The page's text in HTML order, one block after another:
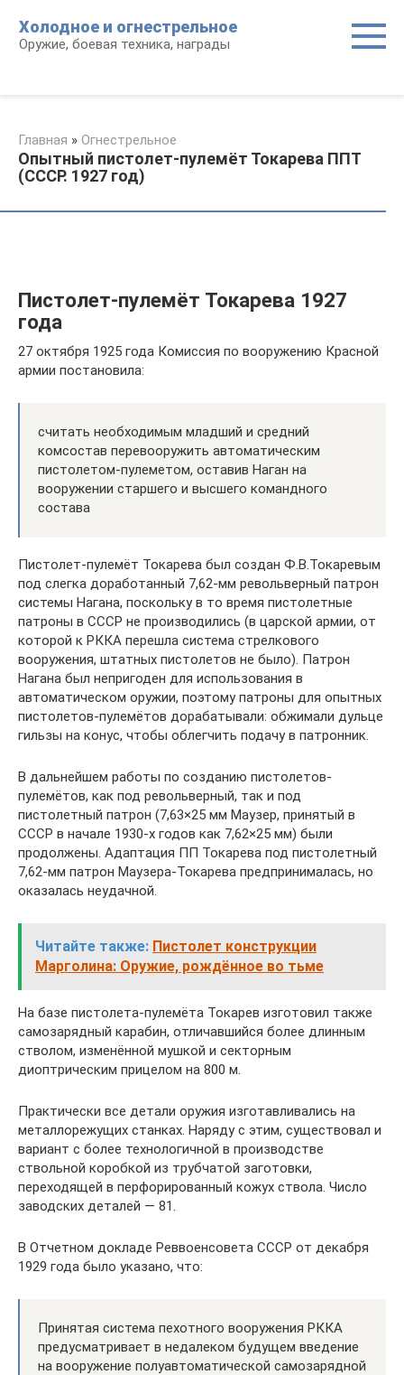
контенту
Холодное и огнестрельное
Оружие, боевая техника, награды
Главная » Огнестрельное
Опытный пистолет-пулемёт Токарева ППТ
(СССР. 1927 год)
Пистолет-пулемёт Токарева 1927
года
27 октября 1925 года Комиссия по вооружению Красной
армии постановила:
считать необходимым младший и средний
комсостав перевооружить автоматическим
пистолетом-пулеметом, оставив Наган на
вооружении старшего и высшего командного
состава
Пистолет-пулемёт Токарева был создан Ф.В.Токаревым
под слегка доработанный 7,62-мм револьверный патрон
системы Нагана, поскольку в то время пистолетные
патроны в СССР не производились (в царской армии, от
которой к РККА перешла система стрелкового
вооружения, штатных пистолетов не было). Патрон
Нагана был непригоден для использования в
автоматическом оружии, поэтому патроны для опытных
пистолетов-пулемётов дорабатывали: обжимали дульце
гильзы на конус, чтобы облегчить подачу в патронник.
В дальнейшем работы по созданию пистолетов-
пулемётов, как под револьверный, так и под
пистолетный патрон (7,63×25 мм Маузер, принятый в
СССР в начале 1930-х годов как 7,62×25 мм) были
продолжены. Адаптация ПП Токарева под пистолетный
7,62-мм патрон Маузера-Токарева предпринималась, но
оказалась неудачной.
Читайте также: Пистолет конструкции
Марголина: Оружие, рождённое во тьме
На базе пистолета-пулемёта Токарев изготовил также
самозарядный карабин, отличавшийся более длинным
стволом, изменённой мушкой и секторным
диоптрическим прицелом на 800 м.
Практически все детали оружия изготавливались на
металлорежущих станках. Наряду с этим, существовал и
вариант с более технологичной в производстве
ствольной коробкой из трубчатой заготовки,
переходящей в перфорированный кожух ствола. Число
заводских деталей — 81.
В Отчетном докладе Реввоенсовета СССР от декабря
1929 года было указано, что:
Принятая система пехотного вооружения РККА
предусматривает в недалеком будущем введение
на вооружение полуавтоматической самозарядной